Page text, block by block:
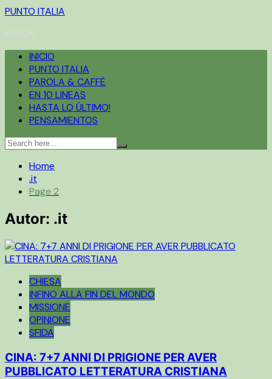
Skip
content
PUNTO ITALIA
MISIÓN
INICIO
PUNTO ITALIA
PAROLA & CAFFÈ
EN 10 LINEAS
HASTA LO ÚLTIMO!
PENSAMIENTOS
Home
.it
Page 2
Autor: .it
CHIESA
INFINO ALLA FIN DEL MONDO
MISSIONE
OPINIONE
SFIDA
CINA: 7+7 ANNI DI PRIGIONE PER AVER
PUBBLICATO LETTERATURA CRISTIANA